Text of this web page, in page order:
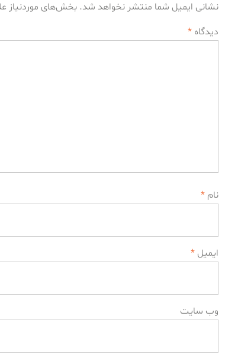
نشانی ایمیل شما منتشر نخواهد شد. بخش‌های موردنیاز
دیدگاه *
نام *
ایمیل *
وب‌ سایت